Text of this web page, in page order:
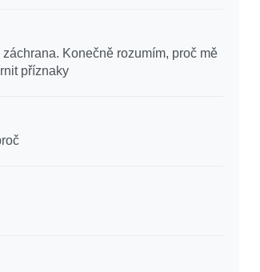
Konečně rozumím, proč mě
příznaky